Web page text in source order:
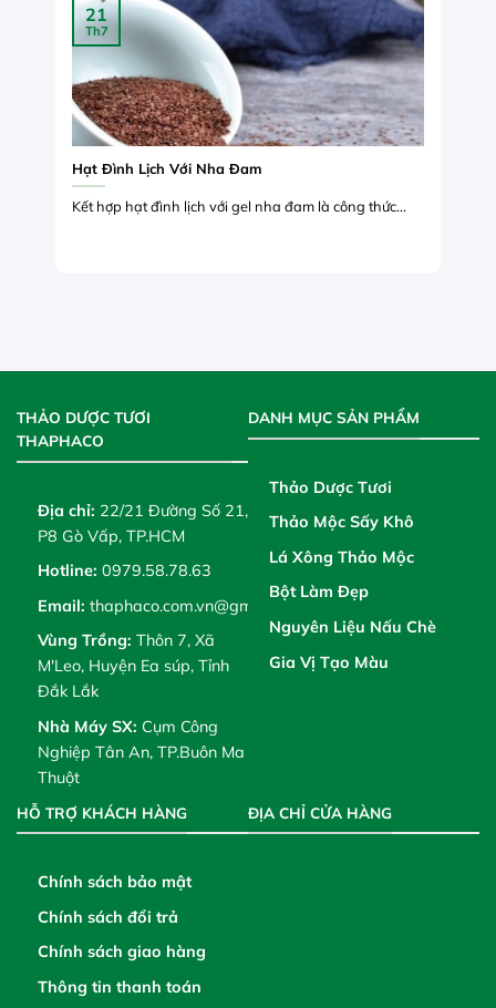
Hạt Đình Lịch Với Nha Đam
Kết hợp hạt đình lịch với gel nha đam là công thức...
21
Th7
THẢO DƯỢC TƯƠI
THAPHACO
Địa chỉ: 22/21 Đường Số 21,
P8 Gò Vấp, TP.HCM
Hotline: 0979.58.78.63
Email: thaphaco.com.vn@gmail.com
Vùng Trồng: Thôn 7, Xã
M'Leo, Huyện Ea súp, Tỉnh
Đắk Lắk
Nhà Máy SX: Cụm Công
Nghiệp Tân An, TP.Buôn Ma
Thuột
DANH MỤC SẢN PHẨM
Thảo Dược Tươi
Thảo Mộc Sấy Khô
Lá Xông Thảo Mộc
Bột Làm Đẹp
Nguyên Liệu Nấu Chè
Gia Vị Tạo Màu
HỖ TRỢ KHÁCH HÀNG
Chính sách bảo mật
Chính sách đổi trả
Chính sách giao hàng
Thông tin thanh toán
ĐỊA CHỈ CỬA HÀNG